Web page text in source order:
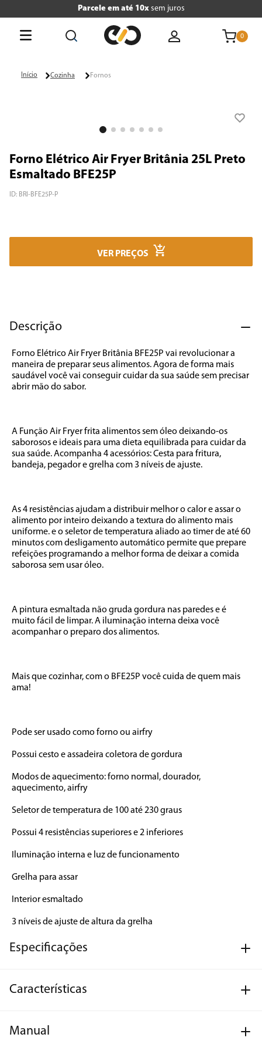
Parcele em até 10xsem juros
0
Cozinha Fornos
Forno Elétrico Air Fryer Britânia 25L Preto
Esmaltado BFE25P
ID: BRI-BFE25P-P
VER PREÇOS
Descrição
Forno Elétrico Air Fryer Britânia BFE25P vai revolucionar a
maneira de preparar seus alimentos. Agora de forma mais
saudável você vai conseguir cuidar da sua saúde sem precisar
abrir mão do sabor.
A Função Air Fryer frita alimentos sem óleo deixando-os
saborosos e ideais para uma dieta equilibrada para cuidar da
sua saúde. Acompanha 4 acessórios: Cesta para fritura,
bandeja, pegador e grelha com 3 níveis de ajuste.
As 4 resistências ajudam a distribuir melhor o calor e assar o
alimento por inteiro deixando a textura do alimento mais
uniforme. e o seletor de temperatura aliado ao timer de até 60
minutos com desligamento automático permite que prepare
refeições programando a melhor forma de deixar a comida
saborosa sem usar óleo.
A pintura esmaltada não gruda gordura nas paredes e é
muito fácil de limpar. A iluminação interna deixa você
acompanhar o preparo dos alimentos.
Mais que cozinhar, com o BFE25P você cuida de quem mais
ama!
Pode ser usado como forno ou airfry
Possui cesto e assadeira coletora de gordura
Modos de aquecimento: forno normal, dourador,
aquecimento, airfry
Seletor de temperatura de 100 até 230 graus
Possui 4 resistências superiores e 2 inferiores
Iluminação interna e luz de funcionamento
Grelha para assar
Interior esmaltado
3 níveis de ajuste de altura da grelha
Especificações
Características
Manual
3º air fryer
4º microondas
7º liquidificador
ventilador